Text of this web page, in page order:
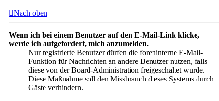
Nach oben
Wenn ich bei einem Benutzer auf den E-Mail-Link klicke,
werde ich aufgefordert, mich anzumelden.
Nur registrierte Benutzer dürfen die foreninterne E-Mail-
Funktion für Nachrichten an andere Benutzer nutzen, falls
diese von der Board-Administration freigeschaltet wurde.
Diese Maßnahme soll den Missbrauch dieses Systems durch
Gäste verhindern.